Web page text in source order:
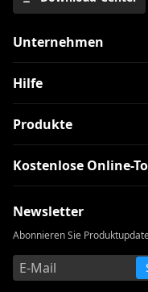
Unternehmen
Hilfe
Produkte
Kostenlose Online-
Newsletter
Abonnieren Sie